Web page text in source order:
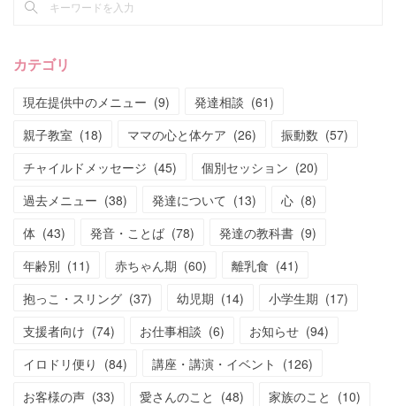
カテゴリ
現在提供中のメニュー (9) 発達相談 (61)
親子教室 (18) ママの心と体ケア (26) 振動数 (57)
チャイルドメッセージ (45) 個別セッション (20)
過去メニュー (38) 発達について (13) 心 (8)
体 (43) 発音・ことば (78) 発達の教科書 (9)
年齢別 (11) 赤ちゃん期 (60) 離乳食 (41)
抱っこ・スリング (37) 幼児期 (14) 小学生期 (17)
支援者向け (74) お仕事相談 (6) お知らせ (94)
イロドリ便り (84) 講座・講演・イベント (126)
お客様の声 (33) 愛さんのこと (48) 家族のこと (10)